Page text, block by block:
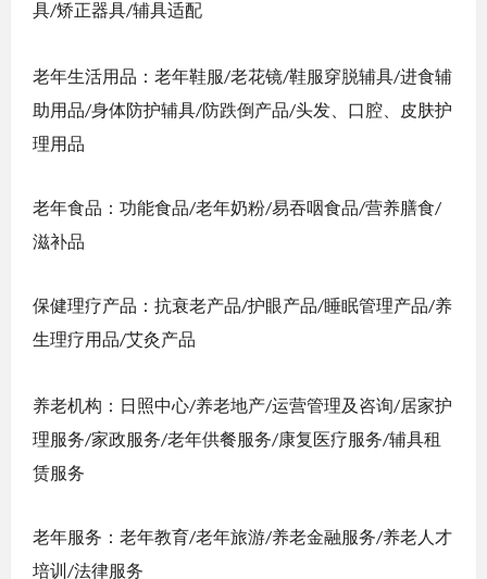
具/矫正器具/辅具适配
老年生活用品：老年鞋服/老花镜/鞋服穿脱辅具/进食辅
助用品/身体防护辅具/防跌倒产品/头发、口腔、皮肤护
理用品
老年食品：功能食品/老年奶粉/易吞咽食品/营养膳食/
滋补品
保健理疗产品：抗衰老产品/护眼产品/睡眠管理产品/养
生理疗用品/艾灸产品
养老机构：日照中心/养老地产/运营管理及咨询/居家护
理服务/家政服务/老年供餐服务/康复医疗服务/辅具租
赁服务
老年服务：老年教育/老年旅游/养老金融服务/养老人才
培训 /法律服务